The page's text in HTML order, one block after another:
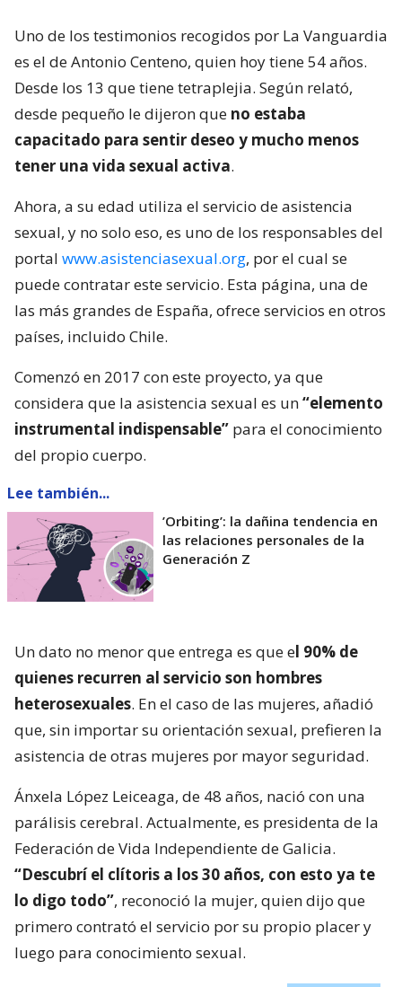
Uno de los testimonios recogidos por La Vanguardia
es el de Antonio Centeno, quien hoy tiene 54 años.
Desde los 13 que tiene tetraplejia. Según relató,
desde pequeño le dijeron que no estaba
capacitado para sentir deseo y mucho menos
tener una vida sexual activa.
Ahora, a su edad utiliza el servicio de asistencia
sexual, y no solo eso, es uno de los responsables del
portal www.asistenciasexual.org, por el cual se
puede contratar este servicio. Esta página, una de
las más grandes de España, ofrece servicios en otros
países, incluido Chile.
Comenzó en 2017 con este proyecto, ya que
considera que la asistencia sexual es un“elemento
instrumental indispensable” para el conocimiento
del propio cuerpo.
Lee también...
’Orbiting’: la dañina tendencia en
las relaciones personales de la
Generación Z
Un dato no menor que entrega es que el 90% de
quienes recurren al servicio son hombres
heterosexuales. En el caso de las mujeres, añadió
que, sin importar su orientación sexual, prefieren la
asistencia de otras mujeres por mayor seguridad.
Ánxela López Leiceaga, de 48 años, nació con una
parálisis cerebral. Actualmente, es presidenta de la
Federación de Vida Independiente de Galicia.
“Descubrí el clítoris a los 30 años, con esto ya te
lo digo todo”, reconoció la mujer, quien dijo que
primero contrató el servicio por su propio placer y
luego para conocimiento sexual.